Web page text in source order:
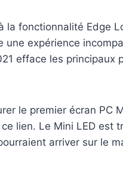
fonctionnalité Edge
une expérience
efface les principaux
le premier écran PC
lien. Le Mini LED est
arriver sur le